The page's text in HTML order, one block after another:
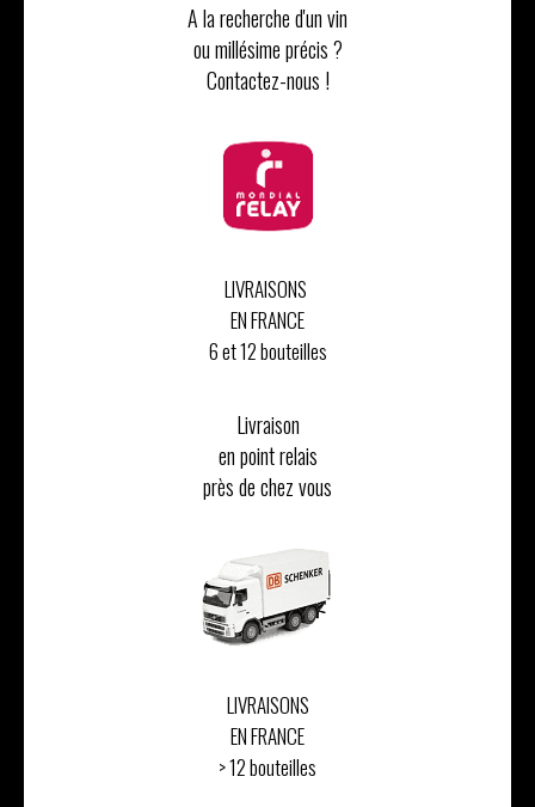
A la recherche d'un vin
ou millésime précis ?
Contactez-nous !
LIVRAISONS
EN FRANCE
6 et 12 bouteilles
Livraison
en point relais
près de chez vous
LIVRAISONS
EN FRANCE
> 12 bouteilles